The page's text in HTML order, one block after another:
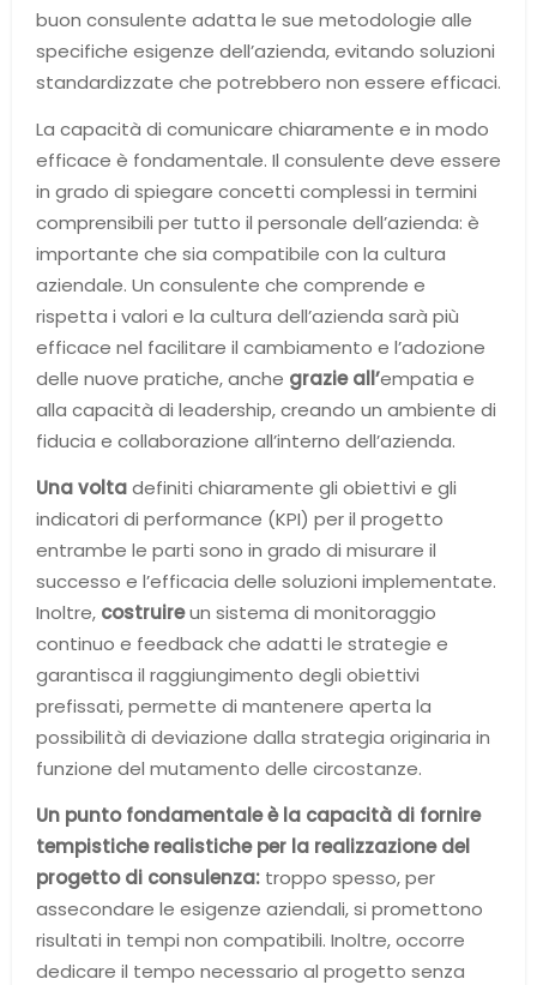
buon consulente adatta le sue metodologie alle
specifiche esigenze dell’azienda, evitando soluzioni
standardizzate che potrebbero non essere efficaci.
La capacità di comunicare chiaramente e in modo
efficace è fondamentale. Il consulente deve essere
in grado di spiegare concetti complessi in termini
comprensibili per tutto il personale dell’azienda: è
importante che sia compatibile con la cultura
aziendale. Un consulente che comprende e
rispetta i valori e la cultura dell’azienda sarà più
efficace nel facilitare il cambiamento e l’adozione
delle nuove pratiche, anche grazie all’empatia e
alla capacità di leadership, creando un ambiente di
fiducia e collaborazione all’interno dell’azienda.
Una voltadefiniti chiaramente gli obiettivi e gli
indicatori di performance (KPI) per il progetto
entrambe le parti sono in grado di misurare il
successo e l’efficacia delle soluzioni implementate.
Inoltre, costruireun sistema di monitoraggio
continuo e feedback che adatti le strategie e
garantisca il raggiungimento degli obiettivi
prefissati, permette di mantenere aperta la
possibilità di deviazione dalla strategia originaria in
funzione del mutamento delle circostanze.
Un punto fondamentale è la capacità di fornire
tempistiche realistiche per la realizzazione del
progetto di consulenza:troppo spesso, per
assecondare le esigenze aziendali, si promettono
risultati in tempi non compatibili. Inoltre, occorre
dedicare il tempo necessario al progetto senza